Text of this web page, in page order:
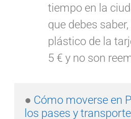
tiempo en la
que debes
plástico de la
5 € y no son
● Cómo moverse en
los pases y